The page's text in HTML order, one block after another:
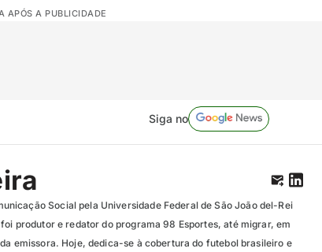
APÓS A PUBLICIDADE
Siga no
Social pela Universidade Federal de São João del-Rei
produtor e redator do programa 98 Esportes, até migrar, em
emissora. Hoje, dedica-se à cobertura do futebol brasileiro e